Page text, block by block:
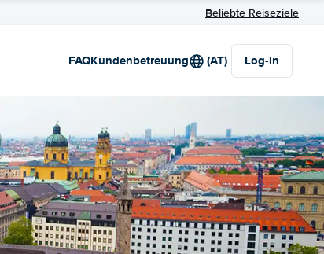
Beliebte Reiseziele
FAQKundenbetreuung (AT) Log-in